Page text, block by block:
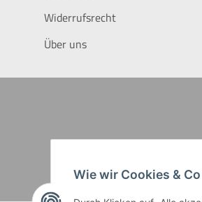
Widerrufsrecht
Über uns
Wie wir Cookies &